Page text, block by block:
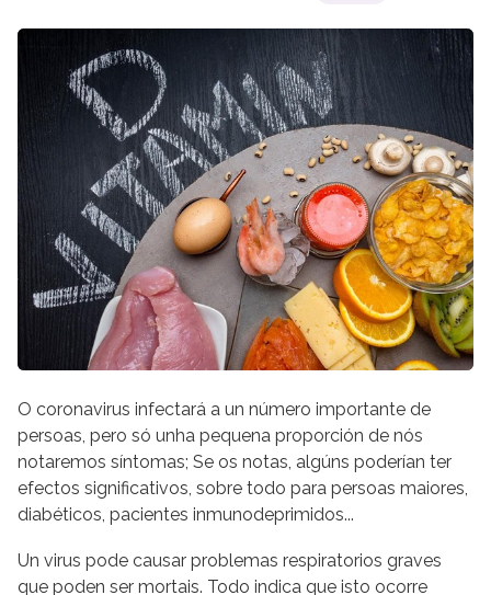
O coronavirus infectará a un número importante de
persoas, pero só unha pequena proporción de nós
notaremos síntomas; Se os notas, algúns poderían ter
efectos significativos, sobre todo para persoas maiores,
diabéticos, pacientes inmunodeprimidos...
Un virus pode causar problemas respiratorios graves
que poden ser mortais. Todo indica que isto ocorre